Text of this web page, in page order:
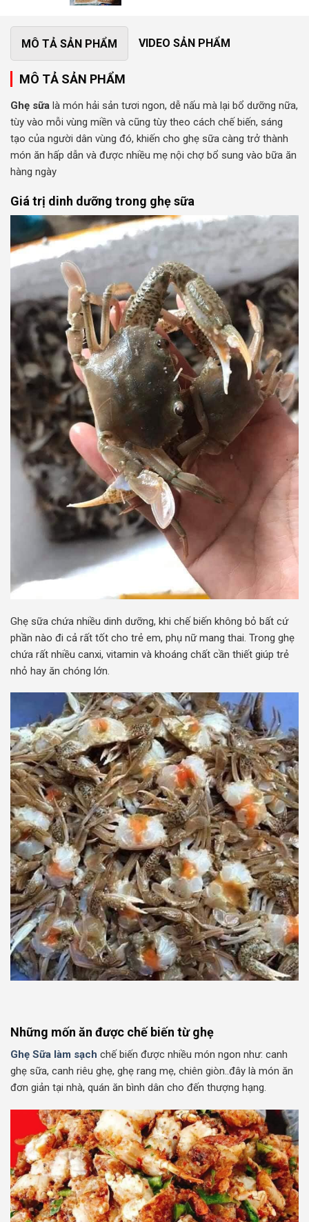
MÔ TẢ SẢN PHẨM VIDEO SẢN PHẨM
MÔ TẢ SẢN PHẨM
Ghẹ sữa là món hải sản tươi ngon, dễ nấu mà lại bổ dưỡng nữa,
tùy vào mỗi vùng miền và cũng tùy theo cách chế biến, sáng
tạo của người dân vùng đó, khiến cho ghẹ sữa càng trở thành
món ăn hấp dẫn và được nhiều mẹ nội chợ bổ sung vào bữa ăn
hàng ngày
Giá trị dinh dưỡng trong ghẹ sữa
Ghẹ sữa chứa nhiều dinh dưỡng, khi chế biến không bỏ bất cứ
phần nào đi cả rất tốt cho trẻ em, phụ nữ mang thai. Trong ghẹ
chứa rất nhiều canxi, vitamin và khoáng chất cần thiết giúp trẻ
nhỏ hay ăn chóng lớn.
Những mốn ăn được chế biến từ ghẹ
Ghẹ Sữa làm sạch chế biến được nhiều món ngon như: canh
ghẹ sữa, canh riêu ghẹ, ghẹ rang mẹ, chiên giòn..đây là món ăn
đơn giản tại nhà, quán ăn bình dân cho đến thượng hạng.